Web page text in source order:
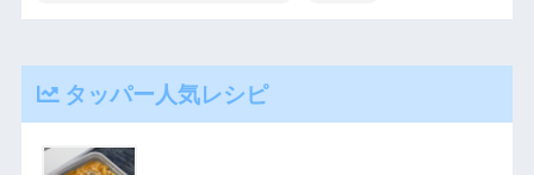
タッパー人気レシピ